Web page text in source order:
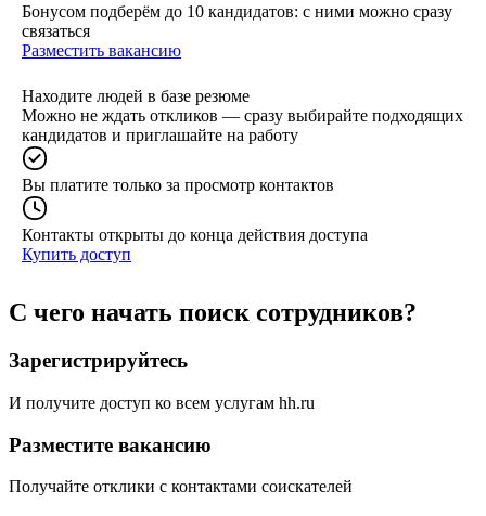
Бонусом подберём до 10 кандидатов: с ними можно сразу
связаться
Разместить вакансию
Находите людей в базе резюме
Можно не ждать откликов — сразу выбирайте подходящих
кандидатов и приглашайте на работу
Вы платите только за просмотр контактов
Контакты открыты до конца действия доступа
Купить доступ
С чего начать поиск сотрудников?
Зарегистрируйтесь
И получите доступ ко всем услугам hh.ru
Разместите вакансию
Получайте отклики с контактами соискателей